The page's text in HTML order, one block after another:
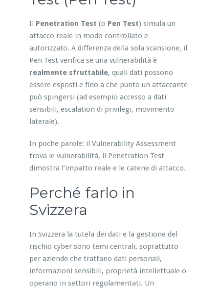
Il Penetration Test (o Pen Test) simula un
attacco reale in modo controllato e
autorizzato. A differenza della sola scansione, il
Pen Test verifica se una vulnerabilità è
realmente sfruttabile, quali dati possono
essere esposti e fino a che punto un attaccante
può spingersi (ad esempio accesso a dati
sensibili, escalation di privilegi, movimento
laterale).
In poche parole: il Vulnerability Assessment
trova le vulnerabilità, il Penetration Test
dimostra l’impatto reale e le catene di attacco.
Perché farlo in
Svizzera
In Svizzera la tutela dei dati e la gestione del
rischio cyber sono temi centrali, soprattutto
per aziende che trattano dati personali,
informazioni sensibili, proprietà intellettuale o
operano in settori regolamentati. Un